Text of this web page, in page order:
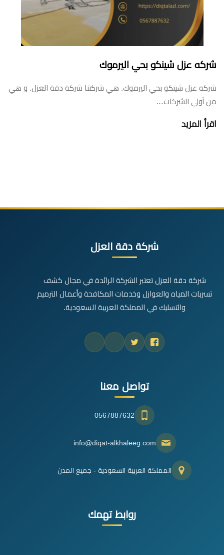
شركه عزل شينكو بحي اليرموك
شركه عزل شينكو بحي اليرموك. هي شركتنا شركة دقة العزل. و هي
من أولي الشركات…
اقرأ المزيد
شركة دقة العزل
شركة دقة العزل تعتبر الشركة الرائدة في مجال كشف
تسربات المياه والعوازل وخدمات المكافحة وأعمال الترميم
والتسليك في المملكة العربية السعودية.
تواصل معنا
0567887632
info@diqat-alkhaleeg.com
المملكة العربية السعودية - جميع المدن
روابط تهمك